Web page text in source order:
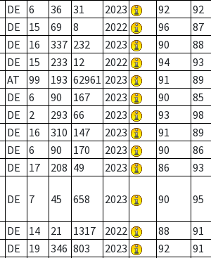
DE 6 36 31 2023 92 92
DE 15 69 8 2022 96 87
DE 16 337 232 2023 90 88
DE 15 233 12 2022 94 93
AT 99 193 62961 2023 91 89
DE 6 90 167 2023 90 85
DE 2 293 66 2023 93 98
DE 16 310 147 2023 91 89
DE 6 90 170 2023 90 86
DE 17 208 49 2023 86 93
DE 7 45 658 2023 90 95
DE 14 21 1317 2022 88 91
DE 19 346 803 2023 92 91